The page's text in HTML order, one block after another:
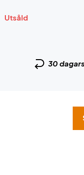
Utsåld
30 dagars